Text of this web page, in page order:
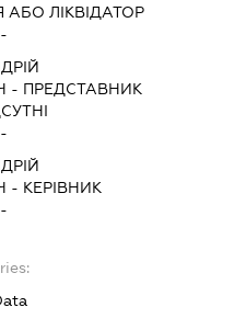
ЛІКВІДАТОР
- ПРЕДСТАВНИК
- КЕРІВНИК